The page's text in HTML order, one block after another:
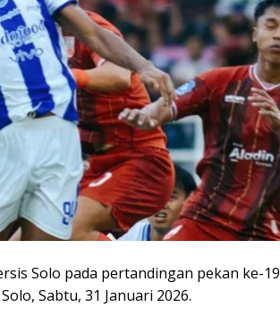
Solo pada pertandingan pekan ke-19
Sabtu, 31 Januari 2026.